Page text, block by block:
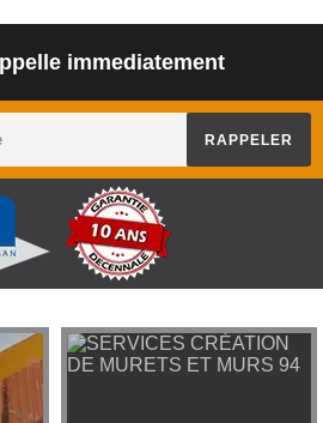
immediatement